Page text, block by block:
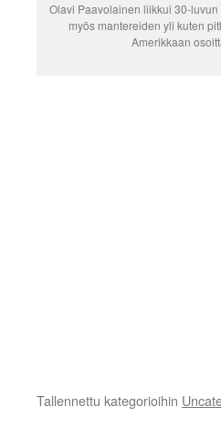
Olavi Paavolainen liikkui 30-luvun
myös mantereiden yli kuten
Amerikkaan
Tallennettu kategorioihin